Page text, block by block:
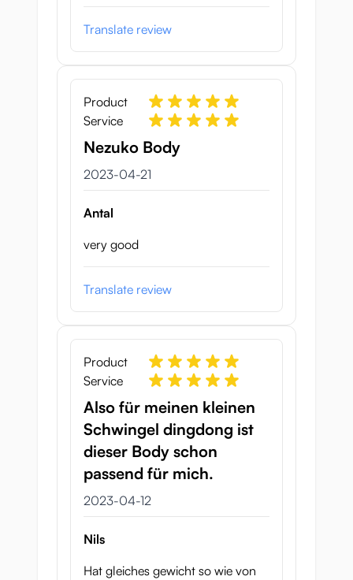
Translate review
Product
Service
Nezuko Body
21 april 2023
2023-04-21
Antal
very good
Translate review
Product
Service
Also für meinen kleinen
Schwingel dingdong ist
dieser Body schon
passend für mich.
12 april 2023
2023-04-12
Nils
Hat gleiches gewicht so wie von